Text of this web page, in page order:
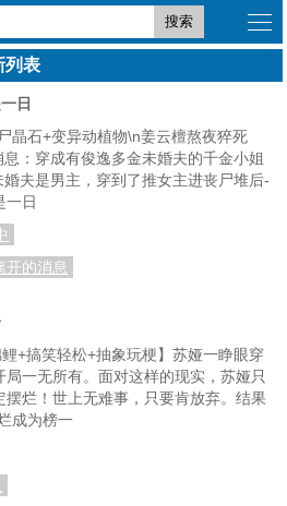
搜索
列表
日
晶石+变异动植物\n姜云檀熬夜猝死
：穿成有俊逸多金未婚夫的千金小姐
夫是男主，穿到了推女主进丧尸堆后-
一日
开的消息
鲤+搞笑轻松+抽象玩梗】苏娅一睁眼穿
一无所有。面对这样的现实，苏娅只
烂！世上无难事，只要肯放弃。结果
成为榜一